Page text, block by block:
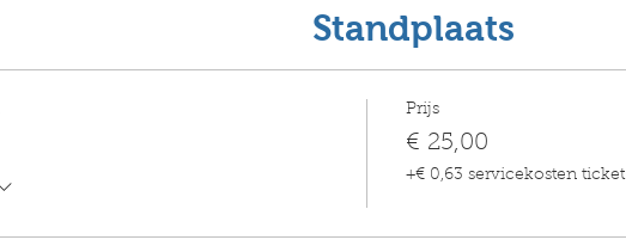
Standplaats
Prijs
€ 25,00
+€ 0,63 servicekosten ticket